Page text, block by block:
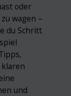
oder
wagen –
du Schritt
und